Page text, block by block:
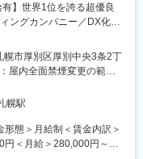
リング）
】世界1位を誇る超優良
ングカンパニー／DX化に
17:00内のいずれか
システムのサービスエン
幌市厚別区厚別中央3条2丁
幌駅
態＞月給制＜賃金内訳＞
円＜月給＞280,000円～